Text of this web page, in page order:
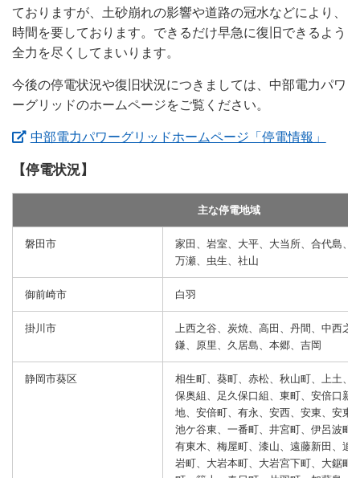
ておりますが、土砂崩れの影響や道路の冠水などにより、
時間を要しております。できるだけ早急に復旧できるよう
全力を尽くしてまいります。
今後の停電状況や復旧状況につきましては、中部電力パワ
ーグリッドのホームページをご覧ください。
中部電力パワーグリッドホームページ「停電情報」
【停電状況】
主な停電地域
磐田市
家田、岩室、大平、大当所、合代島、
万瀬、虫生、社山
御前崎市 白羽
掛川市
上西之谷、炭焼、高田、丹間、中西之
鎌、原里、久居島、本郷、吉岡
静岡市葵区
相生町、葵町、赤松、秋山町、上土、
保奥組、足久保口組、東町、安倍口新
地、安倍町、有永、安西、安東、安東
池ケ谷東、一番町、井宮町、伊呂波町
有東木、梅屋町、漆山、遠藤新田、追
岩町、大岩本町、大岩宮下町、大鋸町